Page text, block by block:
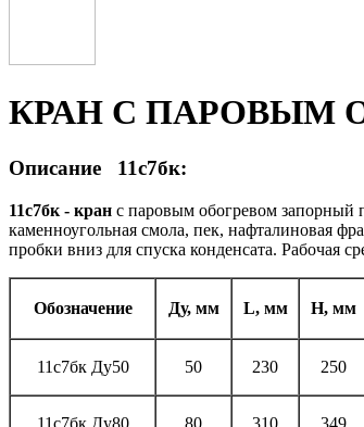
КРАН С ПАРОВЫМ
Описание 11с7бк:
11с7бк - кран с паровым обогревом запорный
каменноугольная смола, пек, нафталиновая
пробки вниз для спуска конденсата. Рабочая
Обозначение Ду, мм L, мм H, мм
11с7бк Ду50 50 230 250
11с7бк Ду80 80 310 349